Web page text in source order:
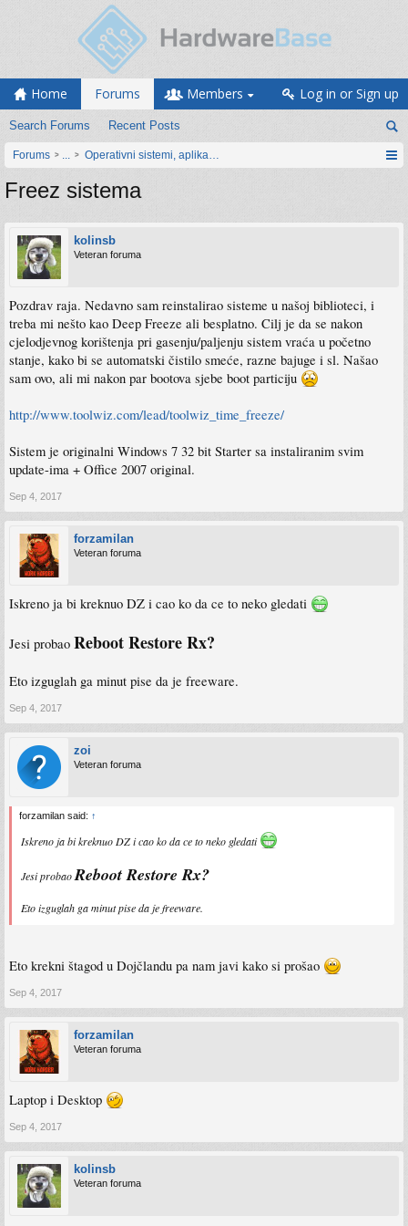
Home Forums
Search Forums Recent Posts
Members Log in or Sign up
Forums ... Operativni sistemi, aplikacije i programiranje
Freez sistema
kolinsb
Veteran foruma
Pozdrav raja. Nedavno sam reinstalirao sisteme u našoj biblioteci, i
treba mi nešto kao Deep Freeze ali besplatno. Cilj je da se nakon
cjelodjevnog korištenja pri gasenju/paljenju sistem vraća u početno
stanje, kako bi se automatski čistilo smeće, razne bajuge i sl. Našao
sam ovo, ali mi nakon par bootova sjebe boot particiju
http://www.toolwiz.com/lead/toolwiz_time_freeze/
Sistem je originalni Windows 7 32 bit Starter sa instaliranim svim
update-ima + Office 2007 original.
Sep 4, 2017
forzamilan
Veteran foruma
Iskreno ja bi kreknuo DZ i cao ko da ce to neko gledati
Jesi probao Reboot Restore Rx?
Eto izguglah ga minut pise da je freeware.
Sep 4, 2017
zoi
Veteran foruma
forzamilan said: ↑
Iskreno ja bi kreknuo DZ i cao ko da ce to neko gledati
Jesi probaoReboot Restore Rx?
Eto izguglah ga minut pise da je freeware.
Eto krekni štagod u Dojčlandu pa nam javi kako si prošao
Sep 4, 2017
forzamilan
Veteran foruma
Laptop i Desktop
Sep 4, 2017
kolinsb
Veteran foruma